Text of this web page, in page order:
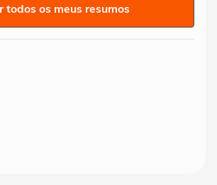
todos os meus resumos